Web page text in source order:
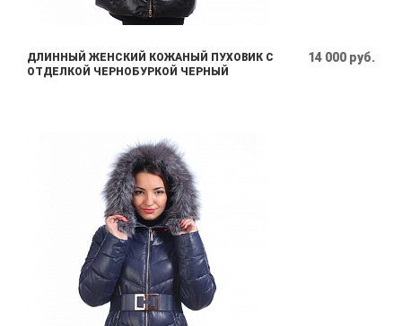
ДЛИННЫЙ ЖЕНСКИЙ КОЖАНЫЙ ПУХОВИК С
ОТДЕЛКОЙ ЧЕРНОБУРКОЙ ЧЕРНЫЙ
14 000 руб.